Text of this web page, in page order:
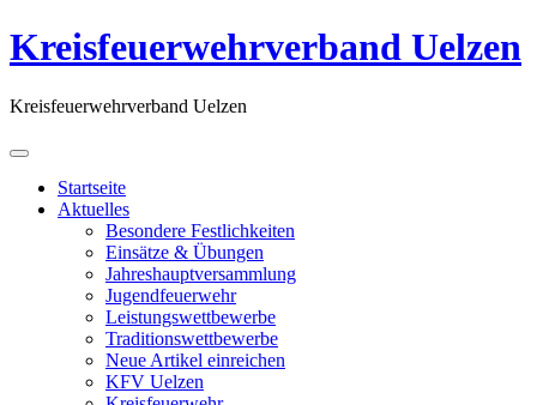
Kreisfeuerwehrverband Uelzen
Kreisfeuerwehrverband Uelzen
Startseite
Aktuelles
Besondere Festlichkeiten
Einsätze & Übungen
Jahreshauptversammlung
Jugendfeuerwehr
Leistungswettbewerbe
Traditionswettbewerbe
Neue Artikel einreichen
KFV Uelzen